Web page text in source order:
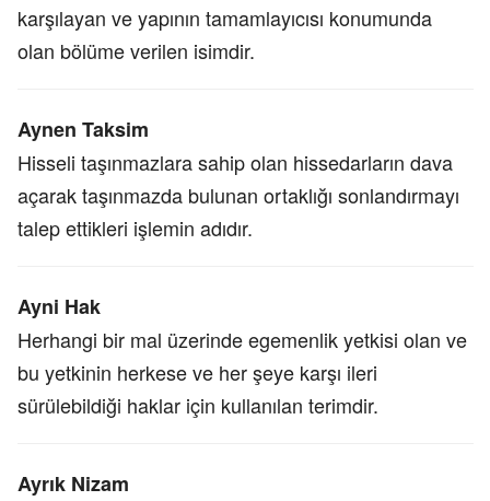
karşılayan ve yapının tamamlayıcısı konumunda
olan bölüme verilen isimdir.
Aynen Taksim
Hisseli taşınmazlara sahip olan hissedarların dava
açarak taşınmazda bulunan ortaklığı sonlandırmayı
talep ettikleri işlemin adıdır.
Ayni Hak
Herhangi bir mal üzerinde egemenlik yetkisi olan ve
bu yetkinin herkese ve her şeye karşı ileri
sürülebildiği haklar için kullanılan terimdir.
Ayrık Nizam